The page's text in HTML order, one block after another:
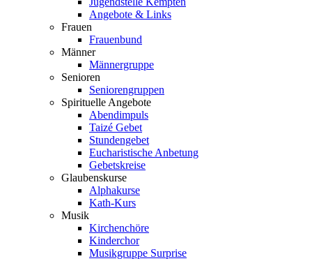
Angebote & Links
Frauen
Frauenbund
Männer
Männergruppe
Senioren
Seniorengruppen
Spirituelle Angebote
Abendimpuls
Taizé Gebet
Stundengebet
Eucharistische Anbetung
Gebetskreise
Glaubenskurse
Alphakurse
Kath-Kurs
Musik
Kirchenchöre
Kinderchor
Musikgruppe Surprise